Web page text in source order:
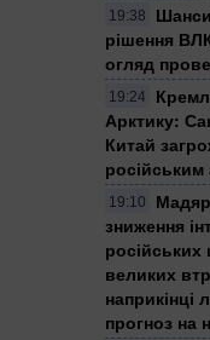
19:38
рішення
огляд
19:24
Арктику:
Китай
російським
19:10
зниження
російських
великих
наприкінці
прогноз на